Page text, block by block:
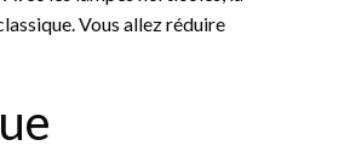
Vous allez réduire